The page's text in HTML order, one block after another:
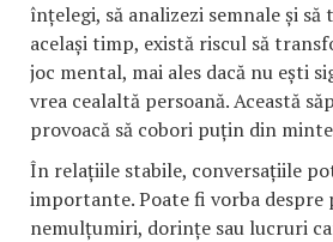
înțelegi, să analizezi semnale și
același timp, există riscul să
joc mental, mai ales dacă nu ești
vrea cealaltă persoană. Această
provoacă să cobori puțin din
În relațiile stabile, conversațiile
importante. Poate fi vorba despre
nemulțumiri, dorințe sau lucruri